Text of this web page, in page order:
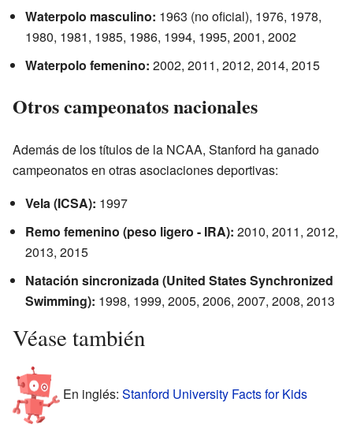
Waterpolo masculino: 1963 (no oficial), 1976, 1978,
1980, 1981, 1985, 1986, 1994, 1995, 2001, 2002
Waterpolo femenino: 2002, 2011, 2012, 2014, 2015
Otros campeonatos nacionales
Además de los títulos de la NCAA, Stanford ha ganado
campeonatos en otras asociaciones deportivas:
Vela (ICSA): 1997
Remo femenino (peso ligero - IRA): 2010, 2011, 2012,
2013, 2015
Natación sincronizada (United States Synchronized
Swimming): 1998, 1999, 2005, 2006, 2007, 2008, 2013
Véase también
En inglés: Stanford University Facts for Kids